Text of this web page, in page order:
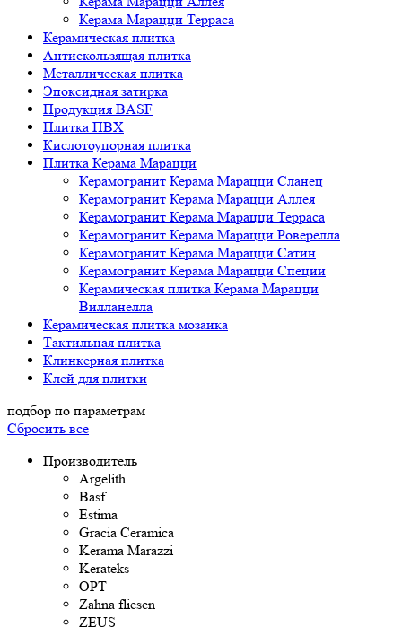
Керама Марацци Терраса
Керамическая плитка
Антискользящая плитка
Металлическая плитка
Эпоксидная затирка
Продукция BASF
Плитка ПВХ
Кислотоупорная плитка
Плитка Керама Марацци
Керамогранит Керама Марацци Сланец
Керамогранит Керама Марацци Аллея
Керамогранит Керама Марацци Терраса
Керамогранит Керама Марацци Роверелла
Керамогранит Керама Марацци Сатин
Керамогранит Керама Марацци Специи
Керамическая плитка Керама Марацци
Вилланелла
Керамическая плитка мозаика
Тактильная плитка
Клинкерная плитка
Клей для плитки
подбор по параметрам
Сбросить все
Производитель
Argelith
Basf
Estima
Gracia Ceramica
Kerama Marazzi
Kerateks
OPT
Zahna fliesen
ZEUS